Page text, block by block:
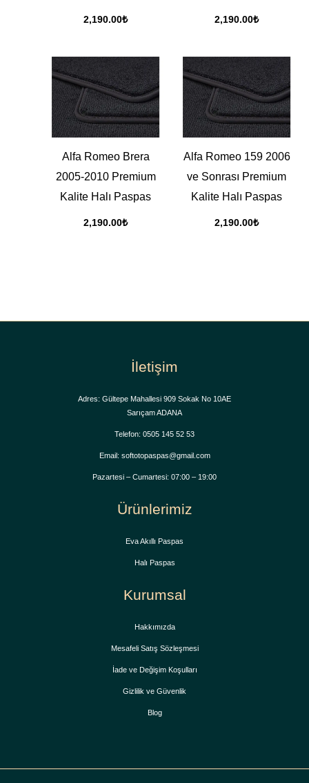
2,190.00₺ 2,190.00₺
Alfa Romeo Brera
2005-2010 Premium
Kalite Halı Paspas
2,190.00₺
Alfa Romeo 159 2006
ve Sonrası Premium
Kalite Halı Paspas
2,190.00₺
İletişim
Adres: Gültepe Mahallesi 909 Sokak No 10AE
Sarıçam ADANA
Telefon: 0505 145 52 53
Email: softotopaspas@gmail.com
Pazartesi – Cumartesi: 07:00 – 19:00
Ürünlerimiz
Eva Akıllı Paspas
Halı Paspas
Kurumsal
Hakkımızda
Mesafeli Satış Sözleşmesi
İade ve Değişim Koşulları
Gizlilik ve Güvenlik
Blog